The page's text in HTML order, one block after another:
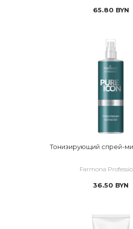
65.80 BYN
Тонизирующий спрей-
Farmona
36.50 BYN